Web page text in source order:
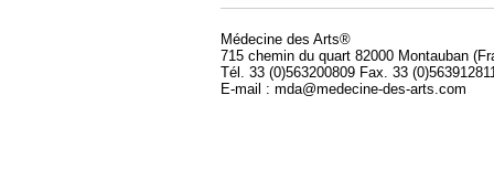
Médecine des Arts®
715 chemin du quart 82000 Montauban
Tél. 33 (0)563200809 Fax. 33
E-mail : mda@medecine-des-arts.com